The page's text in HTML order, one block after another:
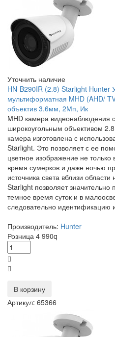
Уточнить наличие
HN-B290IR (2.8) Starlight Hunter
мультиформатная MHD (AHD/
объектив 3.6мм, 2Мп, Ик
MHD камера видеонаблюдения
широкоугольным объективом
камера изготовлена с
Starlight. Это позволяет с ее
цветное изображение не
время сумерков и даже ночью
источника света вблизи
Starlight позволяет значительно
темное время суток и в
следовательно идентификацию
Производитель: Hunter
Розница 4 990q
В корзину
Артикул: 65366